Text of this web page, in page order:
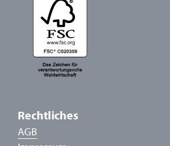
Rechtliches
AGB